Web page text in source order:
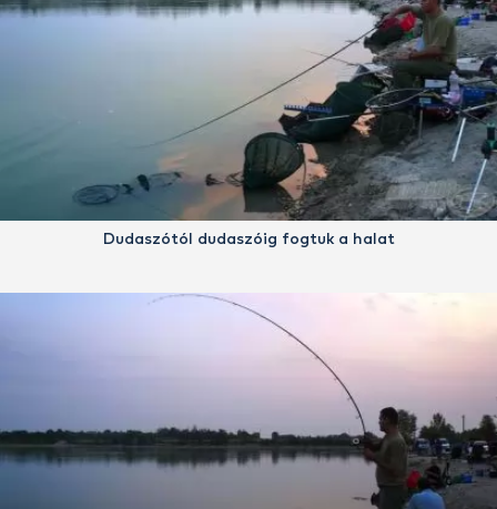
Dudaszótól dudaszóig fogtuk a halat